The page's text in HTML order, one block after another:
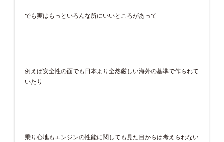
でも実はもっといろんな所にいいところがあって
例えば安全性の面でも日本より全然厳しい海外の基準で作られて
いたり
乗り心地もエンジンの性能に関しても見た目からは考えられない